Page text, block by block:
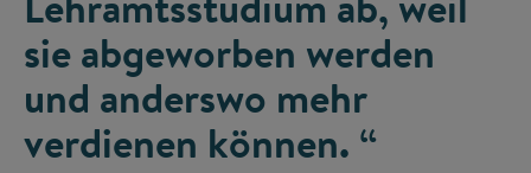
sie abgeworben werden
und anderswo mehr
verdienen können. “